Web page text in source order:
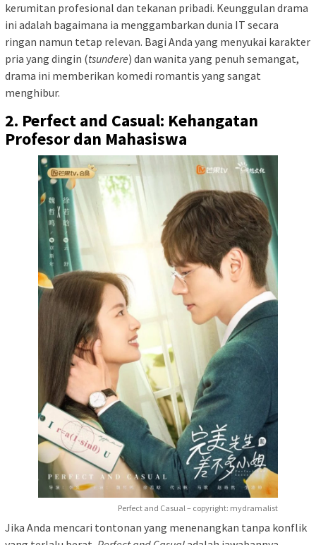
kerumitan profesional dan tekanan pribadi. Keunggulan drama
ini adalah bagaimana ia menggambarkan dunia IT secara
ringan namun tetap relevan. Bagi Anda yang menyukai karakter
pria yang dingin (tsundere) dan wanita yang penuh semangat,
drama ini memberikan komedi romantis yang sangat
menghibur.
2. Perfect and Casual: Kehangatan
Profesor dan Mahasiswa
Perfect and Casual – copyright: mydramalist
Jika Anda mencari tontonan yang menenangkan tanpa konflik